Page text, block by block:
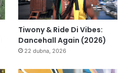
Tiwony & Ride Di Vibes:
Dancehall Again (2026)
22 dubna, 2026